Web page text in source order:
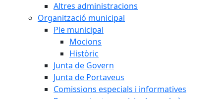
Altres administracions
Organització municipal
Ple municipal
Mocions
Històric
Junta de Govern
Junta de Portaveus
Comissions especials i informatives